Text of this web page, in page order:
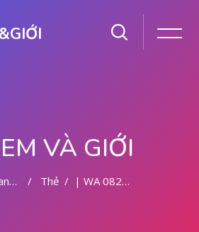
VÀ GIỚI
Thẻ | WA 082281779727 TEMPAT KURET MALANG